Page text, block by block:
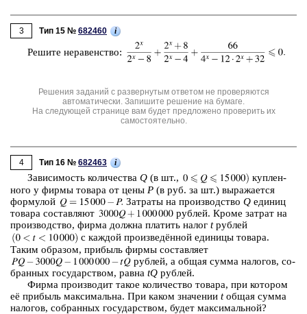
3 Тип 15 № 682460 i
Ре­ши­те не­ра­вен­ство:
Решения заданий с развернутым ответом не проверяются
автоматически. Запишите решение на бумаге.
На следующей странице вам будет предложено проверить их
самостоятельно.
4 Тип 16 № 682463 i
За­ви­си­мость ко­ли­че­ства Q (в шт.,
куп­лен­
но­го у фирмы то­ва­ра от цены P (в руб. за шт.) вы­ра­жа­ет­ся
фор­му­лой
За­тра­ты на про­из­вод­ство Qеди­ниц
то­ва­ра со­став­ля­ют
руб­лей. Кроме за­трат на
про­из­вод­ство, фирма долж­на пла­тить налог tруб­лей
с каж­дой про­из­ведённой еди­ни­цы то­ва­ра.
Таким об­ра­зом, при­быль фирмы со­став­ля­ет
руб­лей, а общая сумма на­ло­гов, со­
бран­ных го­су­дар­ством, равна tQ руб­лей.
Фирма про­из­во­дит такое ко­ли­че­ство то­ва­ра, при ко­то­ром
её при­быль мак­си­маль­на. При каком зна­че­нии tобщая сумма
на­ло­гов, со­бран­ных го­су­дар­ством, будет мак­си­маль­ной?